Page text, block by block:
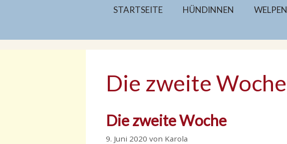
STARTSEITE HÜNDINNEN WELPEN
Die zweite Woche
Die zweite Woche
9. Juni 2020 von Karola